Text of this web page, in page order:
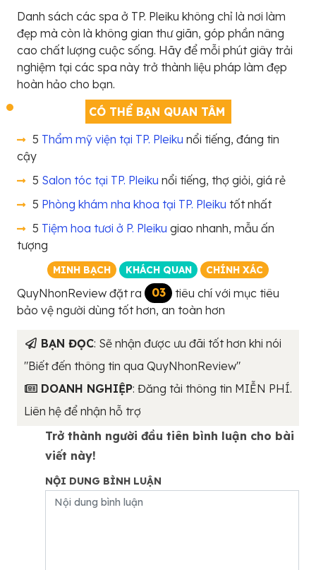
Danh sách các spa ở TP. Pleiku không chỉ là nơi làm
đẹp mà còn là không gian thư giãn, góp phần nâng
cao chất lượng cuộc sống. Hãy để mỗi phút giây trải
nghiệm tại các spa này trở thành liệu pháp làm đẹp
hoàn hảo cho bạn.
CÓ THỂ BẠN QUAN TÂM
5 Thẩm mỹ viện tại TP. Pleiku nổi tiếng, đáng tin
cậy
5 Salon tóc tại TP. Pleiku nổi tiếng, thợ giỏi, giá rẻ
5 Phòng khám nha khoa tại TP. Pleiku tốt nhất
5 Tiệm hoa tươi ở P. Pleiku giao nhanh, mẫu ấn
tượng
MINH BẠCH KHÁCH QUAN CHÍNH XÁC
QuyNhonReview đặt ra 03
tiêu chí với mục tiêu
bảo vệ người dùng tốt hơn, an toàn hơn
BẠN ĐỌC: Sẽ nhận được ưu đãi tốt hơn khi nói
"Biết đến thông tin qua QuyNhonReview"
DOANH NGHIỆP: Đăng tải thông tin MIỄN PHÍ.
Liên hệ để nhận hỗ trợ
Trở thành người đầu tiên bình luận cho bài
viết này!
NỘI DUNG BÌNH LUẬN